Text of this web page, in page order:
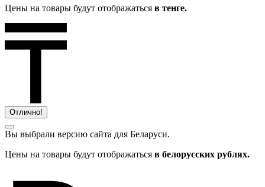
Цены на товары будут отображаться в тенге.
Отлично!
Вы выбрали версию сайта для Беларуси.
Цены на товары будут отображаться в белорусских рублях.